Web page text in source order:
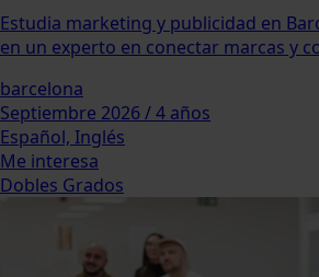
Estudia marketing y publicidad en
en un experto en conectar marcas y
barcelona
Septiembre 2026 / 4 años
Español, Inglés
Me interesa
Dobles Grados